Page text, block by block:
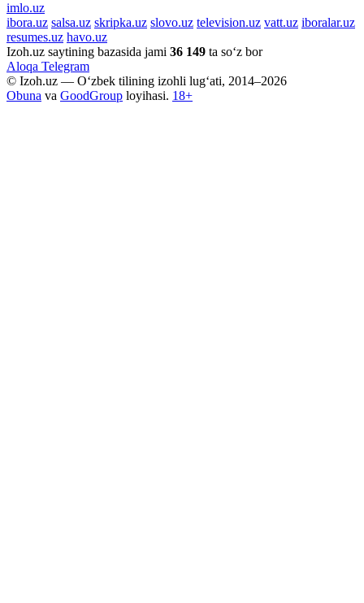
imlo.uz
ibora.uz salsa.uz skripka.uz slovo.uz television.uz vatt.uz iboralar.uz
resumes.uz havo.uz
Izoh.uz saytining bazasida jami 36 149 ta so‘z bor
Aloqa Telegram
© Izoh.uz — O‘zbek tilining izohli lug‘ati, 2014–2026
Obuna va GoodGroup loyihasi. 18+